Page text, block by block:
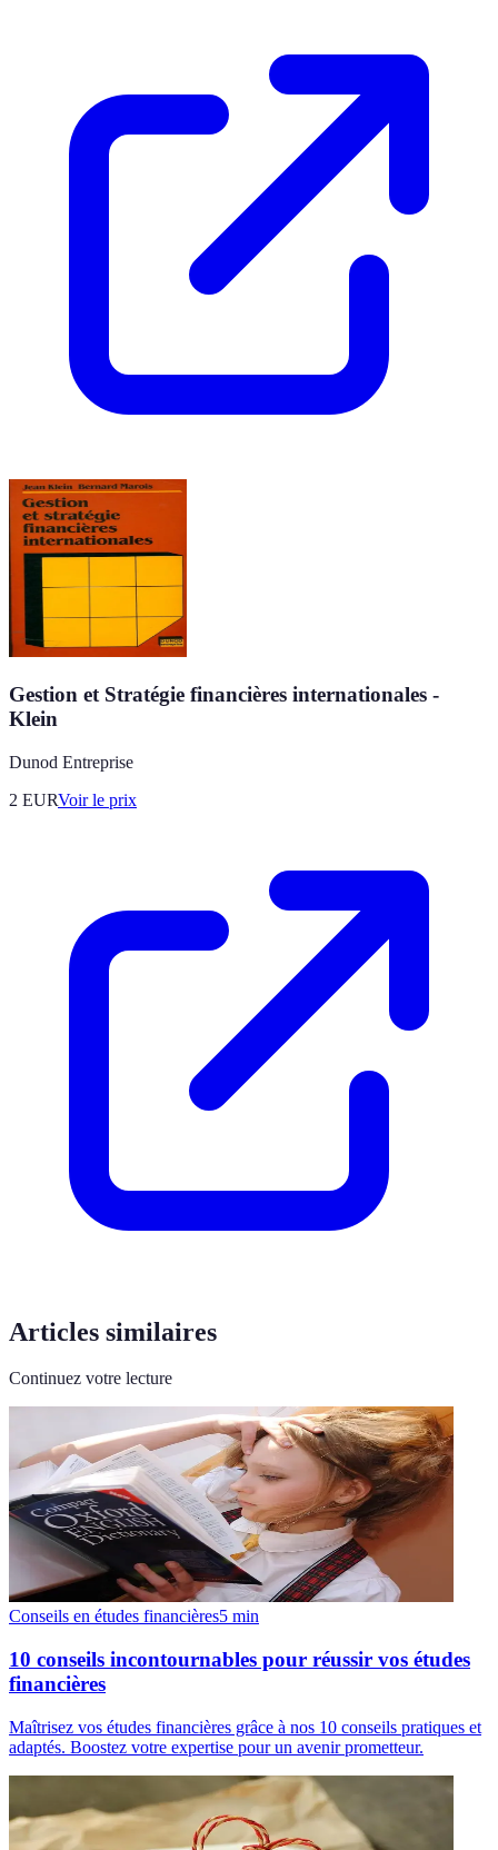
Gestion et Stratégie financières internationales -
Klein
Dunod Entreprise
2 EURVoir le prix
Articles similaires
Continuez votre lecture
Conseils en études financières5 min
10 conseils incontournables pour réussir vos études
financières
Maîtrisez vos études financières grâce à nos 10 conseils pratiques et
adaptés. Boostez votre expertise pour un avenir prometteur.